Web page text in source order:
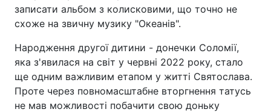
записати альбом з колисковими, що точно не
схоже на звичну музику "Океанів".
Народження другої дитини - донечки Соломії,
яка з'явилася на світ у червні 2022 року, стало
ще одним важливим етапом у житті Святослава.
Проте через повномасштабне вторгнення татусь
не мав можливості побачити свою доньку